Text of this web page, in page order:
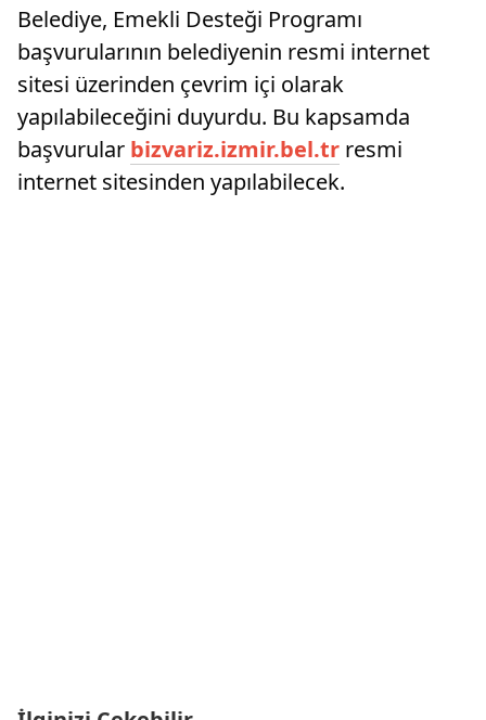
Belediye, Emekli Desteği Programı
başvurularının belediyenin resmi internet
sitesi üzerinden çevrim içi olarak
yapılabileceğini duyurdu. Bu kapsamda
başvurular bizvariz.izmir.bel.tr resmi
internet sitesinden yapılabilecek.